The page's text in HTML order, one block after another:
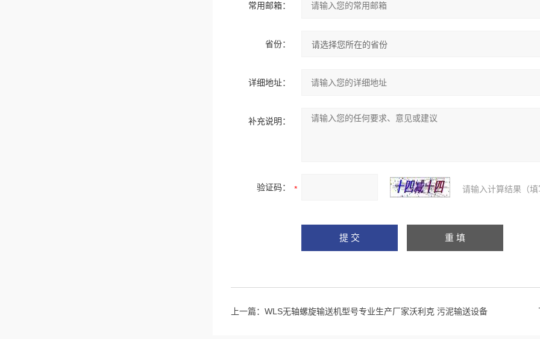
常用邮箱：
省份：
详细地址：
补充说明：
验证码： 请输入计算结果（
上一篇： WLS无轴螺旋输送机型号专业生产厂家沃利克 污泥输送设备